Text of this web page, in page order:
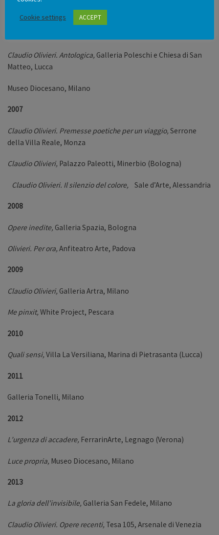
Olivieri. L’azzurro, Grande Miglio in Castello, Brescia
Claudio Olivieri. Antologica, Galleria Poleschi e Chiesa di San
Matteo, Lucca
Museo Diocesano, Milano
2007
Claudio Olivieri. Premesse poetiche per un viaggio, Serrone
della Villa Reale, Monza
Claudio Olivieri, Palazzo Paleotti, Minerbio (Bologna)
Claudio Olivieri. Il silenzio del colore, Sale d’Arte, Alessandria
2008
Opere inedite, Galleria Spazia, Bologna
Olivieri. Per ora, Anfiteatro Arte, Padova
2009
Claudio Olivieri, Galleria Artra, Milano
Me pinxit, White Project, Pescara
2010
Quali sensi, Villa La Versiliana, Marina di Pietrasanta (Lucca)
2011
Galleria Tonelli, Milano
2012
L’urgenza di accadere, FerrarinArte, Legnago (Verona)
Luce propria, Museo Diocesano, Milano
2013
La gloria dell’invisibile, Galleria San Fedele, Milano
Claudio Olivieri. Opere recenti, Tesa 105, Arsenale di Venezia
Cookie settings ACCEPT